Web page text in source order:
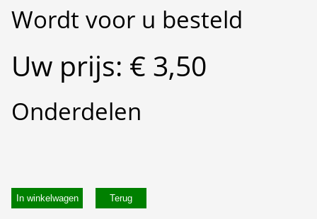
Wordt voor u besteld
Uw prijs: € 3,50
Onderdelen
In winkelwagen